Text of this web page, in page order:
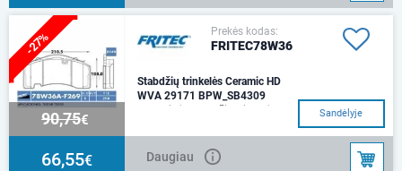
-27%
90,75€
Prekės kodas:
FRITEC78W36
Stabdžių trinkelės Ceramic HD
WVA 29171 BPW_SB4309
Keraminės stabdžių trinkelės
priekaboms su BPW ir SAF
ašimisStabdžių sistema: KNO
Sandėlyje
66,55€ Daugiau